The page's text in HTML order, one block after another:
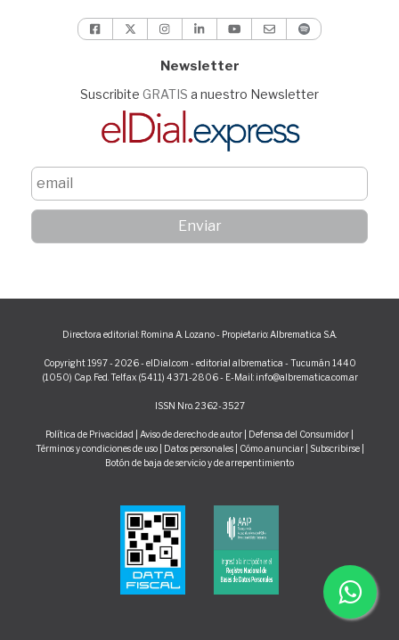
Newsletter
Suscribite GRATIS a nuestro Newsletter
Directora editorial: Romina A. Lozano - Propietario: Albrematica S.A.
Copyright 1997 - 2026 - elDial.com - editorial albrematica - Tucumán 1440
(1050) Cap. Fed. Telfax (5411) 4371-2806 - E-Mail: info@albrematica.com.ar
ISSN Nro. 2362-3527
Política de Privacidad Aviso de derecho de autor Defensa del Consumidor
Términos y condiciones de uso| Datos personales| Cómo anunciar| Subscribirse
Botón de baja de servicio y de arrepentimiento